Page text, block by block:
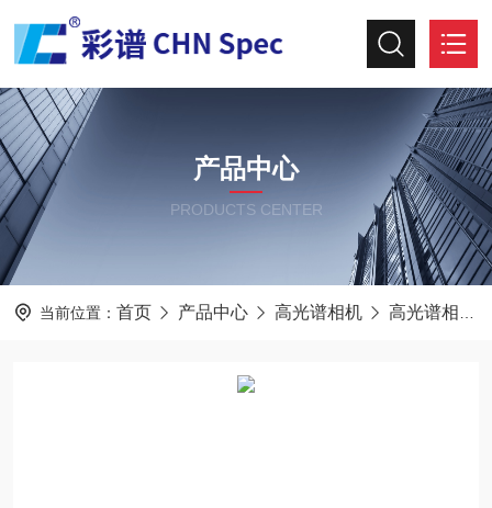
产品中心
PRODUCTS CENTER
当前位置： 首页 产品中心 高光谱相机 高光谱相机